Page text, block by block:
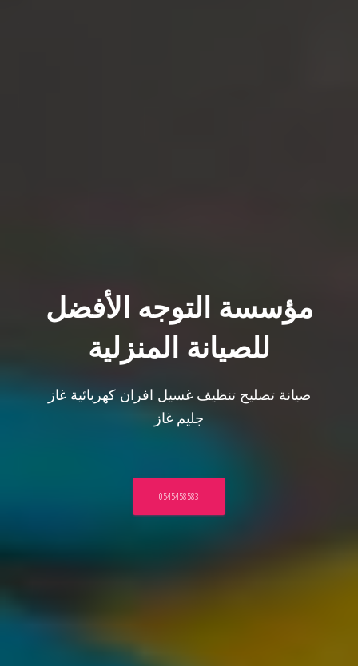
مؤسسة التوجه الأفضل
للصيانة المنزلية
صيانة تصليح تنظيف غسيل افران كهربائية غاز
جليم غاز
0545458583